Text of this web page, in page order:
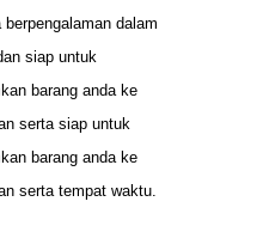
dalam
siap untuk
barang anda ke
serta siap untuk
barang anda ke
serta tempat waktu.